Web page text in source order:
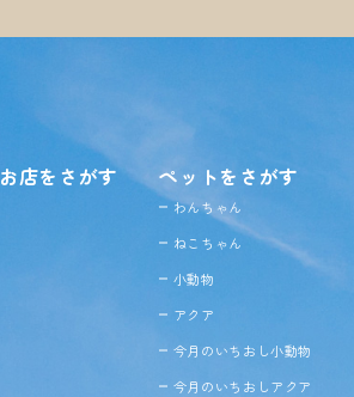
お店をさがす ペットをさがす
わんちゃん
ねこちゃん
小動物
アクア
今月のいちおし小動物
今月のいちおしアクア